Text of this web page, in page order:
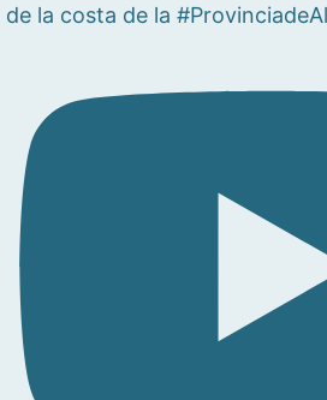
de la costa de la